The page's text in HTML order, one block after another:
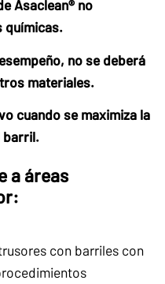
Asaclean® no
químicas.
no se deberá
materiales.
cuando se maximiza la
barril.
a áreas
con barriles con